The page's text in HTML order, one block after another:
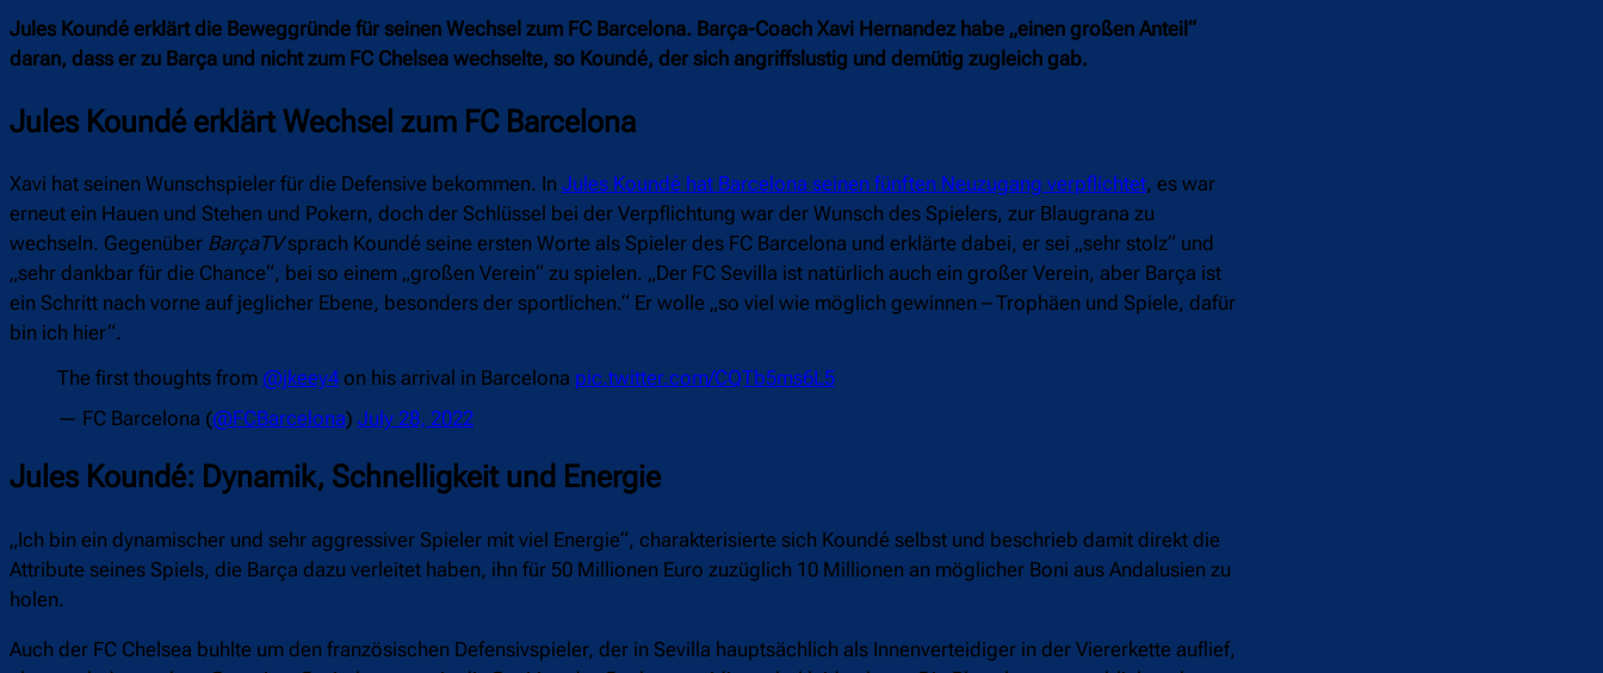
Jules Koundé erklärt die Beweggründe für seinen Wechsel zum FC Barcelona. Barça-Coach Xavi Hernandez habe „einen großen Anteil“
daran, dass er zu Barça und nicht zum FC Chelsea wechselte, so Koundé, der sich angriffslustig und demütig zugleich gab.
Jules Koundé erklärt Wechsel zum FC Barcelona
Xavi hat seinen Wunschspieler für die Defensive bekommen. In Jules Koundé hat Barcelona seinen fünften Neuzugang verpflichtet, es war
erneut ein Hauen und Stehen und Pokern, doch der Schlüssel bei der Verpflichtung war der Wunsch des Spielers, zur Blaugrana zu
wechseln. Gegenüber BarçaTVsprach Koundé seine ersten Worte als Spieler des FC Barcelona und erklärte dabei, er sei „sehr stolz“ und
„sehr dankbar für die Chance“, bei so einem „großen Verein“ zu spielen. „Der FC Sevilla ist natürlich auch ein großer Verein, aber Barça ist
ein Schritt nach vorne auf jeglicher Ebene, besonders der sportlichen.“ Er wolle „so viel wie möglich gewinnen – Trophäen und Spiele, dafür
bin ich hier“.
The first thoughts from @jkeey4 on his arrival in Barcelona pic.twitter.com/CQTb5ms6L5
— FC Barcelona (@FCBarcelona) July 28, 2022
Jules Koundé: Dynamik, Schnelligkeit und Energie
„Ich bin ein dynamischer und sehr aggressiver Spieler mit viel Energie“, charakterisierte sich Koundé selbst und beschrieb damit direkt die
Attribute seines Spiels, die Barça dazu verleitet haben, ihn für 50 Millionen Euro zuzüglich 10 Millionen an möglicher Boni aus Andalusien zu
holen.
Auch der FC Chelsea buhlte um den französischen Defensivspieler, der in Sevilla hauptsächlich als Innenverteidiger in der Viererkette auflief,